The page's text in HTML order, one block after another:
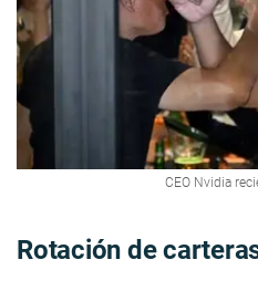
CEO Nvidia
Rotación de